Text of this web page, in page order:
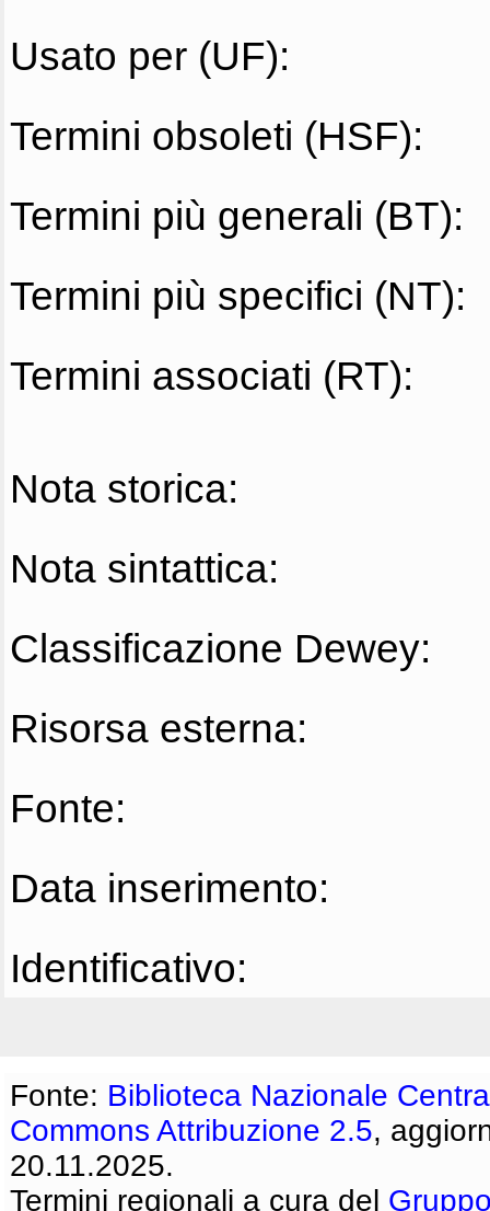
Usato per (UF):
Termini obsoleti (HSF):
Termini più generali (BT):
Termini più specifici (NT):
Termini associati (RT):
Nota storica:
Nota sintattica:
Classificazione Dewey:
Risorsa esterna:
Fonte:
Data inserimento:
Identificativo:
Fonte: Biblioteca Nazionale
Commons Attribuzione 2.5,
20.11.2025.
Termini regionali a cura del